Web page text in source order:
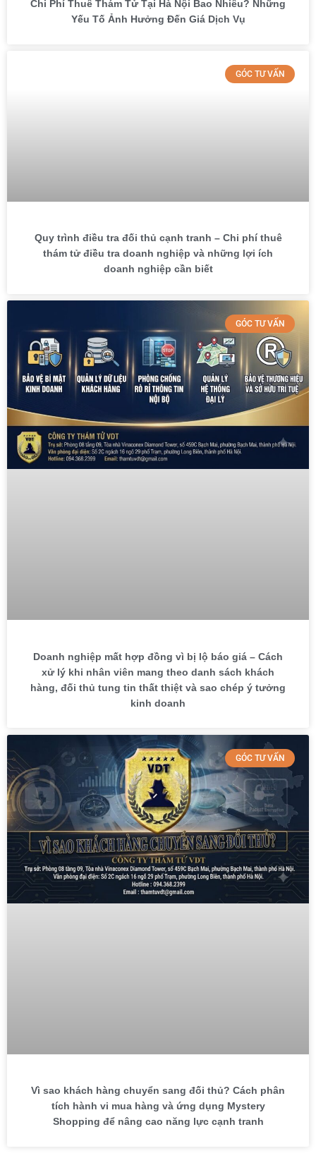
Chi Phí Thuê Thám Tử Tại Hà Nội Bao Nhiêu? Những
Yếu Tố Ảnh Hưởng Đến Giá Dịch Vụ
GÓC TƯ VẤN
Quy trình điều tra đối thủ cạnh tranh – Chi phí thuê
thám tử điều tra doanh nghiệp và những lợi ích
doanh nghiệp cần biết
GÓC TƯ VẤN
Doanh nghiệp mất hợp đồng vì bị lộ báo giá – Cách
xử lý khi nhân viên mang theo danh sách khách
hàng, đối thủ tung tin thất thiệt và sao chép ý tưởng
kinh doanh
GÓC TƯ VẤN
Vì sao khách hàng chuyển sang đối thủ? Cách phân
tích hành vi mua hàng và ứng dụng Mystery
Shopping để nâng cao năng lực cạnh tranh